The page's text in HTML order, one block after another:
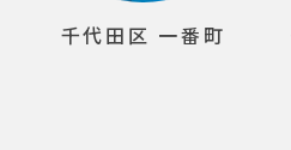
千代田区 一番町